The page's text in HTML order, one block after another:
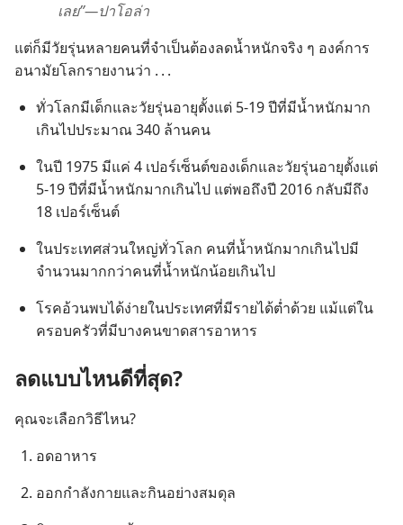
เลย”—ปา​โอ​ล่า
แต่​ก็​มี​วัยรุ่น​หลาย​คน​ที่​จำเป็น​ต้อง​ลด​น้ำหนัก​จริง​ ๆ องค์การ​
อนามัย​โลก​รายงาน​ว่า . . .
ทั่ว​โลก​มี​เด็ก​และ​วัยรุ่น​อายุ​ตั้ง​แต่ 5-19 ปี​ที่​มี​น้ำหนัก​มาก​
เกิน​ไป​ประมาณ 340 ล้าน​คน
ใน​ปี 1975 มี​แค่ 4 เปอร์เซ็นต์​ของ​เด็ก​และ​วัยรุ่น​อายุ​ตั้ง​แต่
5-19 ปี​ที่​มี​น้ำหนัก​มาก​เกิน​ไป แต่​พอ​ถึง​ปี 2016 กลับ​มี​ถึง
18 เปอร์เซ็นต์
ใน​ประเทศ​ส่วน​ใหญ่​ทั่ว​โลก คน​ที่​น้ำหนัก​มาก​เกิน​ไป​มี​
จำนวน​มาก​กว่า​คน​ที่​น้ำหนัก​น้อย​เกิน​ไป
โรค​อ้วน​พบ​ได้​ง่าย​ใน​ประเทศ​ที่​มี​ราย​ได้​ต่ำ​ด้วย แม้​แต่​ใน​
ครอบครัว​ที่​มี​บาง​คน​ขาด​สาร​อาหาร
ลด​แบบ​ไหน​ดี​ที่​สุด?
คุณ​จะ​เลือก​วิธี​ไหน?
อด​อาหาร
ออก​กำลัง​กาย​และ​กิน​อย่าง​สมดุล